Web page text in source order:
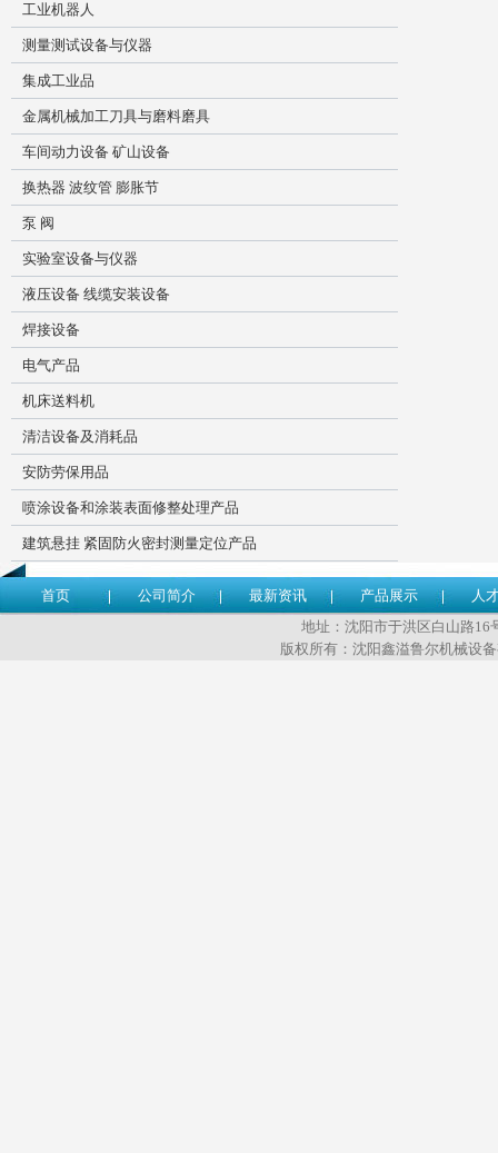
工业机器人
测量测试设备与仪器
集成工业品
金属机械加工刀具与磨料磨具
车间动力设备 矿山设备
换热器 波纹管 膨胀节
泵 阀
实验室设备与仪器
液压设备 线缆安装设备
焊接设备
电气产品
机床送料机
清洁设备及消耗品
安防劳保用品
喷涂设备和涂装表面修整处理产品
建筑悬挂 紧固防火密封测量定位产品
首页 公司简介 最新资讯 产品展示
人
地址：沈阳市于洪区白山路16
版权所有：沈阳鑫溢鲁尔机械设